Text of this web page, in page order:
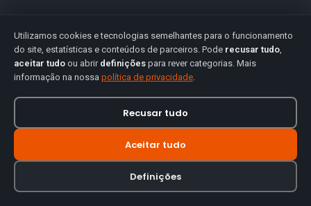
Utilizamos cookies e tecnologias semelhantes para o funcionamento
do site, estatísticas e conteúdos de parceiros. Pode recusar tudo,
aceitar tudo ou abrir definições para rever categorias. Mais
informação na nossa política de privacidade.
Recusar tudo
Aceitar tudo
Definições